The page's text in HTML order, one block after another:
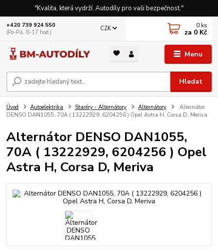
"Kvalita, která vydrží. Autodíly pro vaši bezpečnost."
Menu
CZK
Hledat
+420 739 924 550
(Po-Pá, 8-17 hod.)
0 ks
za 0 Kč
Úvod Autoelektrika Staréry - Alternátory Alternátory
Alternátor
DENSO DAN1055, 70A ( 13222929, 6204256 ) Opel Astra H, Corsa D, Meriva
Alternátor DENSO DAN1055,
70A ( 13222929, 6204256 ) Opel
Astra H, Corsa D, Meriva